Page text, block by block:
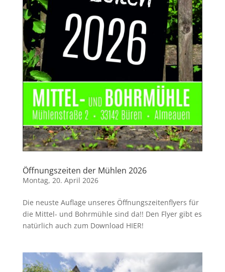
Öffnungszeiten der Mühlen 2026
Montag, 20. April 2026
Die neuste Auflage unseres Öffnungszeitenflyers für
die Mittel- und Bohrmühle sind da!! Den Flyer gibt es
natürlich auch zum Download HIER!